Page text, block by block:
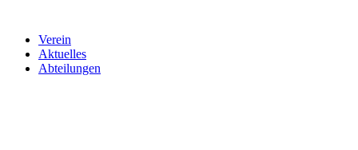
Verein
Aktuelles
Abteilungen